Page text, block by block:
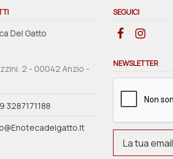
Del Gatto
2 - 00042 Anzio -
3287171188
SEGUICI
NEWSLETTER